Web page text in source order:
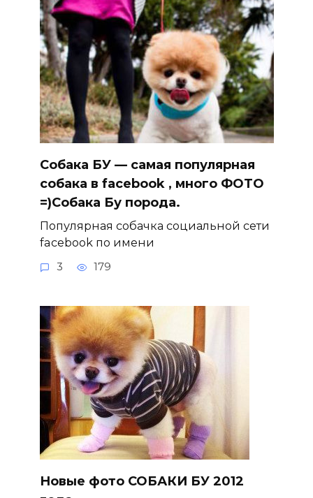
Собака БУ — самая популярная
собака в facebook , много ФОТО
=)Собака Бу порода.
Популярная собачка социальной сети
facebook по имени
3 179
Новые фото СОБАКИ БУ 2012